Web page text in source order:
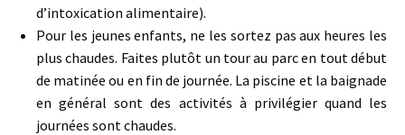
d’intoxication alimentaire).
Pour les jeunes enfants, ne les sortez pas aux heures les
plus chaudes. Faites plutôt un tour au parc en tout début
de matinée ou en fin de journée. La piscine et la baignade
en général sont des activités à privilégier quand les
journées sont chaudes.